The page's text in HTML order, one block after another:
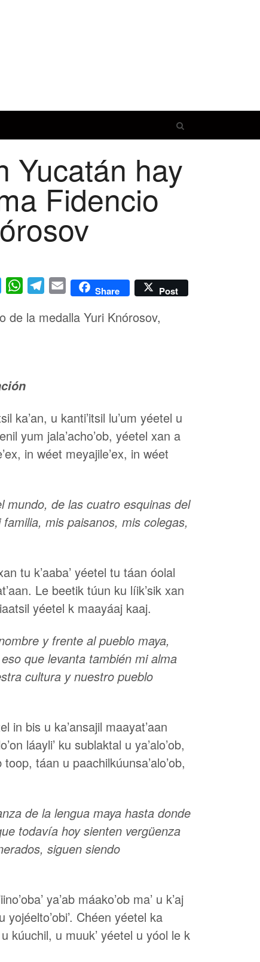
search
Yucatán hay
Fidencio
Twitter WhatsAppTelegram
Email Share Post
de la medalla Yuri Knórosov,
ka’an, u kanti’itsil lu’um yéetel u
yum jala’acho’ob, yéetel xan a
in wéet meyajile’ex, in wéet
mundo, de las cuatro esquinas del
mis paisanos, mis colegas,
tu k’aaba’ yéetel tu táan óolal
Le beetik túun ku líik’sik xan
yéetel k maayáaj kaaj.
y frente al pueblo maya,
que levanta también mi alma
cultura y nuestro pueblo
in bis u ka’ansajil maayat’aan
láayli’ ku sublaktal u ya’alo’ob,
toop, táan u paachilkúunsa’alo’ob,
de la lengua maya hasta donde
todavía hoy sienten vergüenza
siguen siendo
ya’ab máako’ob ma’ u k’aj
yojéelto’obi’. Chéen yéetel ka
u kúuchil, u muuk’ yéetel u yóol le k